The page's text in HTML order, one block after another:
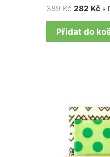
389Kč 282 Kč s
Přidat do